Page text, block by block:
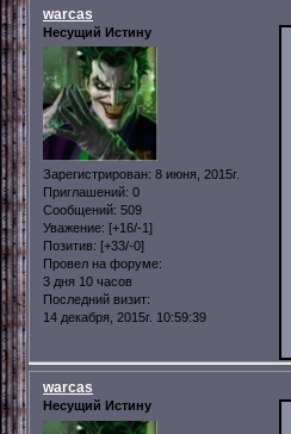
warcas
Несущий Истину
Зарегистрирован: 8 июня, 2015г.
Приглашений: 0
Сообщений: 509
Уважение: [+16/-1]
Позитив: [+33/-0]
Провел на форуме:
3 дня 10 часов
Последний визит:
14 декабря, 2015г. 10:59:39
warcas
Несущий Истину